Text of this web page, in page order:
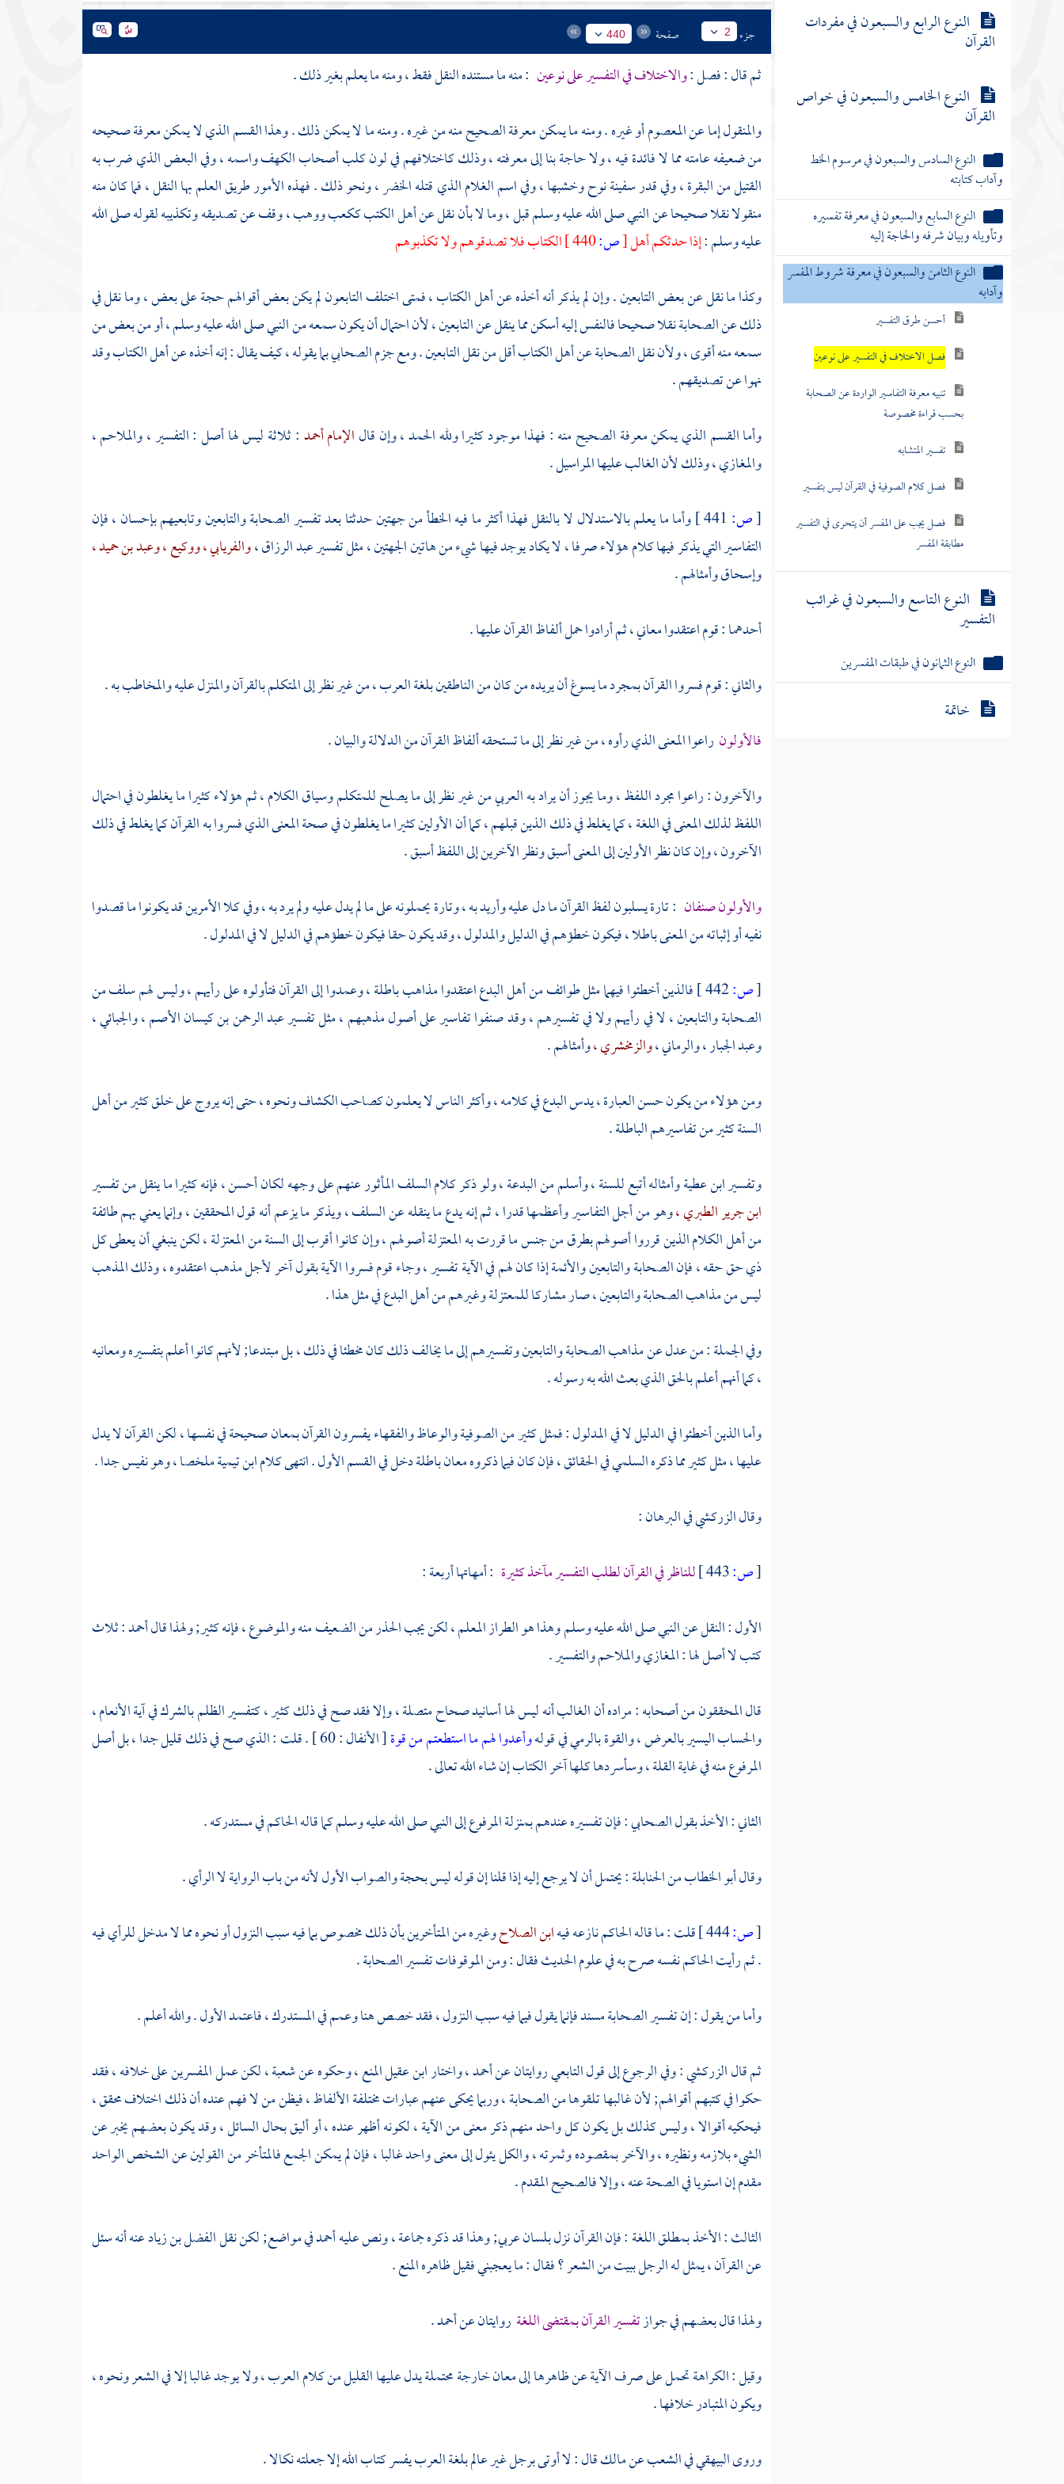
النوع الرابع والسبعون في مفردات
القرآن
النوع الخامس والسبعون في خواص
القرآن
النوع السادس والسبعون في مرسوم الخط
وآداب كتابته
النوع السابع والسبعون في معرفة تفسيره
وتأويله وبيان شرفه والحاجة إليه
النوع الثامن والسبعون في معرفة شروط المفسر
وآدابه
أحسن طرق التفسير
فصل الاختلاف في التفسير على نوعين
تنبيه معرفة التفاسير الواردة عن الصحابة
بحسب قراءة مخصوصة
تفسير المتشابه
فصل كلام الصوفية في القرآن ليس بتفسير
فصل يجب على المفسر أن يتحرى في التفسير
مطابقة المفسر
النوع التاسع والسبعون في غرائب
التفسير
النوع الثمانون في طبقات المفسرين
خاتمة
جزء 2 صفحة 440
ثم قال : فصل :والاختلاف في التفسير على نوعين : منه ما مستنده النقل فقط ، ومنه ما يعلم بغير ذلك .
والمنقول إما عن المعصوم أو غيره . ومنه ما يمكن معرفة الصحيح منه من غيره . ومنه ما لا يمكن ذلك . وهذا القسم الذي لا يمكن معرفة صحيحه
من ضعيفه عامته مما لا فائدة فيه ، ولا حاجة بنا إلى معرفته ، وذلك كاختلافهم في لون كلب أصحاب الكهف واسمه ، وفي البعض الذي ضرب به
القتيل من البقرة ، وفي قدر سفينةنوحوخشبها ، وفي اسم الغلام الذي قتله الخضر ، ونحو ذلك . فهذه الأمور طريق العلم بها النقل ، فما كان منه
منقولا نقلا صحيحا عن النبي صلى الله عليه وسلم قبل ، وما لا بأن نقل عن أهل الكتبككعبووهب ،وقف عن تصديقه وتكذيبه لقوله صلى الله
عليه وسلم :إذا حدثكم أهل[ص:
الكتاب فلا تصدقوهم ولا تكذبوهم
وكذا ما نقل عن بعض التابعين . وإن لم يذكر أنه أخذه عن أهل الكتاب ، فمتى اختلف التابعون لم يكن بعض أقوالهم حجة على بعض ، وما نقل في
ذلك عن الصحابة نقلا صحيحا فالنفس إليه أسكن مما ينقل عن التابعين ، لأن احتمال أن يكون سمعه من النبي صلى الله عليه وسلم ، أو من بعض من
سمعه منه أقوى ، ولأن نقل الصحابة عن أهل الكتاب أقل من نقل التابعين . ومع جزم الصحابي بما يقوله ، كيف يقال : إنه أخذه عن أهل الكتاب وقد
نهوا عن تصديقهم .
وأما القسم الذي يمكن معرفة الصحيح منه : فهذا موجود كثيرا ولله الحمد ، وإن قالالإمام أحمد: ثلاثة ليس لها أصل : التفسير ، والملاحم ،
والمغازي ، وذلك لأن الغالب عليها المراسيل .
[ص:
وأما ما يعلم بالاستدلال لا بالنقل فهذا أكثر ما فيه الخطأ من جهتين حدثتا بعد تفسير الصحابة والتابعين وتابعيهم بإحسان ، فإن
التفاسير التي يذكر فيها كلام هؤلاء صرفا ، لا يكاد يوجد فيها شيء من هاتين الجهتين ، مثل تفسيرعبد الرزاق ،والفريابي ،ووكيع ،وعبد بن حميد ،
وإسحاقوأمثالهم .
أحدهما : قوم اعتقدوا معاني ، ثم أرادوا حمل ألفاظ القرآن عليها .
والثاني : قوم فسروا القرآن بمجرد ما يسوغ أن يريده من كان من الناطقين بلغة العرب ، من غير نظر إلى المتكلم بالقرآن والمنزل عليه والمخاطب به .
فالأولون راعوا المعنى الذي رأوه ، من غير نظر إلى ما تستحقه ألفاظ القرآن من الدلالة والبيان .
والآخرون : راعوا مجرد اللفظ ، وما يجوز أن يراد به العربي من غير نظر إلى ما يصلح للمتكلم وسياق الكلام ، ثم هؤلاء كثيرا ما يغلطون في احتمال
اللفظ لذلك المعنى في اللغة ، كما يغلط في ذلك الذين قبلهم ، كما أن الأولين كثيرا ما يغلطون في صحة المعنى الذي فسروا به القرآن كما يغلط في ذلك
الآخرون ، وإن كان نظر الأولين إلى المعنى أسبق ونظر الآخرين إلى اللفظ أسبق .
والأولون صنفان : تارة يسلبون لفظ القرآن ما دل عليه وأريد به ، وتارة يحملونه على ما لم يدل عليه ولم يرد به ، وفي كلا الأمرين قد يكونوا ما قصدوا
نفيه أو إثباته من المعنى باطلا ، فيكون خطؤهم في الدليل والمدلول ، وقد يكون حقا فيكون خطؤهم في الدليل لا في المدلول .
[ص:
فالذين أخطئوا فيهما مثل طوائف من أهل البدع اعتقدوا مذاهب باطلة ، وعمدوا إلى القرآن فتأولوه على رأيهم ، وليس لهم سلف من
الصحابة والتابعين ، لا في رأيهم ولا في تفسيرهم ، وقد صنفوا تفاسير على أصول مذهبهم ، مثل تفسيرعبد الرحمن بن كيسان الأصم ،والجبائي ،
وعبد الجبار ،والرماني ،والزمخشري ،وأمثالهم .
ومن هؤلاء من يكون حسن العبارة ، يدس البدع في كلامه ، وأكثر الناس لا يعلمون كصاحب الكشاف ونحوه ، حتى إنه يروج على خلق كثير من أهل
السنة كثير من تفاسيرهم الباطلة .
وتفسيرابن عطيةوأمثاله أتبع للسنة ، وأسلم من البدعة ، ولو ذكر كلام السلف المأثور عنهم على وجهه لكان أحسن ، فإنه كثيرا ما ينقل من تفسير
ابن جرير الطبري ،وهو من أجل التفاسير وأعظمها قدرا ، ثم إنه يدع ما ينقله عن السلف ، ويذكر ما يزعم أنه قول المحققين ، وإنما يعني بهم طائفة
من أهل الكلام الذين قرروا أصولهم بطرق من جنس ما قررت بهالمعتزلةأصولهم ، وإن كانوا أقرب إلى السنة منالمعتزلة، لكن ينبغي أن يعطى كل
ذي حق حقه ، فإن الصحابة والتابعين والأئمة إذا كان لهم في الآية تفسير ، وجاء قوم فسروا الآية بقول آخر لأجل مذهب اعتقدوه ، وذلك المذهب
ليس من مذاهب الصحابة والتابعين ، صار مشاركا للمعتزلة وغيرهم من أهل البدع في مثل هذا .
وفي الجملة : من عدل عن مذاهب الصحابة والتابعين وتفسيرهم إلى ما يخالف ذلك كان مخطئا في ذلك ، بل مبتدعا; لأنهم كانوا أعلم بتفسيره ومعانيه
، كما أنهم أعلم بالحق الذي بعث الله به رسوله .
وأما الذين أخطئوا في الدليل لا في المدلول : فمثل كثير منالصوفيةوالوعاظ والفقهاء يفسرون القرآن بمعان صحيحة في نفسها ، لكن القرآن لا يدل
عليها ، مثل كثير مما ذكرهالسلميفي الحقائق ، فإن كان فيما ذكروه معان باطلة دخل في القسم الأول . انتهى كلامابن تيميةملخصا ، وهو نفيس جدا .
وقالالزركشيفي البرهان :
[ص: للناظر في القرآن لطلب التفسير مآخذ كثيرة : أمهاتها أربعة :
الأول : النقل عن النبي صلى الله عليه وسلم وهذا هو الطراز المعلم ، لكن يجب الحذر من الضعيف منه والموضوع ، فإنه كثير; ولهذا قالأحمد: ثلاث
كتب لا أصل لها : المغازي والملاحم والتفسير .
قال المحققون من أصحابه : مراده أن الغالب أنه ليس لها أسانيد صحاح متصلة ، وإلا فقد صح في ذلك كثير ، كتفسير الظلم بالشرك في آية الأنعام ،
والحساب اليسير بالعرض ، والقوة بالرمي في قولهوأعدوا لهم ما استطعتم من قوة
[ الأنفال : 60 ] . قلت : الذي صح في ذلك قليل جدا ، بل أصل
المرفوع منه في غاية القلة ، وسأسردها كلها آخر الكتاب إن شاء الله تعالى .
الثاني : الأخذ بقول الصحابي : فإن تفسيره عندهم بمنزلة المرفوع إلى النبي صلى الله عليه وسلم كما قالهالحاكمفي مستدركه .
وقالأبو الخطابمن الحنابلة : يحتمل أن لا يرجع إليه إذا قلنا إن قوله ليس بحجة والصواب الأول لأنه من باب الرواية لا الرأي .
[ص: قلت : ما قالهالحاكمنازعه فيهابن الصلاحوغيره من المتأخرين بأن ذلك مخصوص بما فيه سبب النزول أو نحوه مما لا مدخل للرأي فيه
. ثم رأيتالحاكمنفسه صرح به في علوم الحديث فقال : ومن الموقوفات تفسير الصحابة .
وأما من يقول : إن تفسير الصحابة مسند فإنما يقول فيما فيه سبب النزول ، فقد خصص هنا وعمم في المستدرك ، فاعتمد الأول . والله أعلم .
ثم قالالزركشي: وفي الرجوع إلى قول التابعي روايتان عنأحمد، واختارابن عقيلالمنع ، وحكوه عنشعبة، لكن عمل المفسرين على خلافه ، فقد
حكوا في كتبهم أقوالهم; لأن غالبها تلقوها من الصحابة ، وربما يحكى عنهم عبارات مختلفة الألفاظ ، فيظن من لا فهم عنده أن ذلك اختلاف محقق ،
فيحكيه أقوالا ، وليس كذلك بل يكون كل واحد منهم ذكر معنى من الآية ، لكونه أظهر عنده ، أو أليق بحال السائل ، وقد يكون بعضهم يخبر عن
الشيء بلازمه ونظيره ، والآخر بمقصوده وثمرته ، والكل يئول إلى معنى واحد غالبا ، فإن لم يمكن الجمع فالمتأخر من القولين عن الشخص الواحد
مقدم إن استويا في الصحة عنه ، وإلا فالصحيح المقدم .
الثالث : الأخذ بمطلق اللغة : فإن القرآن نزل بلسان عربي; وهذا قد ذكره جماعة ، ونص عليهأحمدفي مواضع; لكن نقلالفضل بن زيادعنه أنه سئل
عن القرآن ، يمثل له الرجل ببيت من الشعر ؟ فقال : ما يعجبني فقيل ظاهره المنع .
ولهذا قال بعضهم في جوازتفسير القرآن بمقتضى اللغة روايتان عنأحمد.
وقيل : الكراهة تحمل على صرف الآية عن ظاهرها إلى معان خارجة محتملة يدل عليها القليل من كلام العرب ، ولا يوجد غالبا إلا في الشعر ونحوه ،
ويكون المتبادر خلافها .
وروىالبيهقيفي الشعب عنمالكقال : لا أوتى برجل غير عالم بلغة العرب يفسر كتاب الله إلا جعلته نكالا .